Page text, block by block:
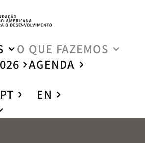
O QUE FAZEMOS
AGENDA
PT
EN